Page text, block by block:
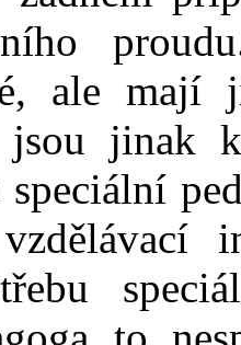
ale mají
jsou jinak